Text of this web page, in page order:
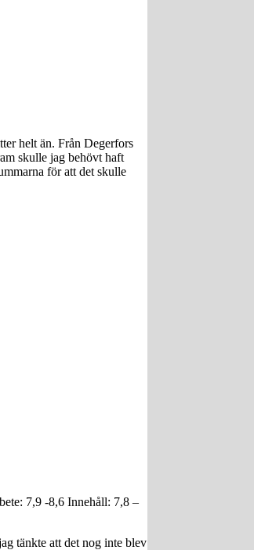
helt än. Från Degerfors
skulle jag behövt haft
för att det skulle
7,9 -8,6 Innehåll: 7,8 –
tänkte att det nog inte blev